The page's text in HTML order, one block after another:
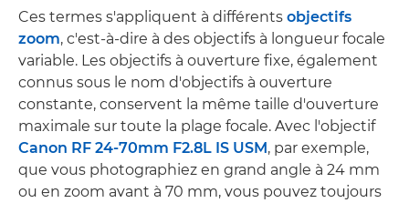
Ces termes s'appliquent à différents objectifs
zoom, c'est-à-dire à des objectifs à longueur focale
variable. Les objectifs à ouverture fixe, également
connus sous le nom d'objectifs à ouverture
constante, conservent la même taille d'ouverture
maximale sur toute la plage focale. Avec l'objectif
Canon RF 24-70mm F2.8L IS USM, par exemple,
que vous photographiez en grand angle à 24 mm
ou en zoom avant à 70 mm, vous pouvez toujours